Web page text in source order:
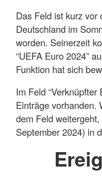
Das Feld ist kurz vor
Deutschland im
worden. Seinerzeit
“UEFA Euro 2024”
Funktion hat sich
Im Feld “Verknüpfter
Einträge vorhanden.
dem Feld
September 2024) in